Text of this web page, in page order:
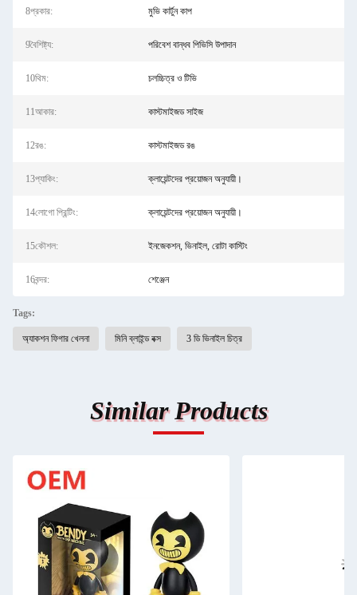
8প্রকার: মুভি কার্টুন কাপ
9বৈশিষ্ট্য: পরিবেশ বান্ধব পিভিসি উপাদান
10থিম: চলচ্চিত্র ও টিভি
11আকার: কাস্টমাইজড সাইজ
12রঙ: কাস্টমাইজড রঙ
13প্যাকিং: ক্লায়েন্টদের প্রয়োজন অনুযায়ী।
14লোগো প্রিন্টিং: ক্লায়েন্টদের প্রয়োজন অনুযায়ী।
15কৌশল: ইনজেকশন, ভিনাইল, রোটা কাস্টিং
16বন্দর: শেঞ্জেন
Tags:
অ্যাকশন ফিগার খেলনা মিনি ব্লাইন্ড বক্স 3 ডি ভিনাইল চিত্র
Similar Products